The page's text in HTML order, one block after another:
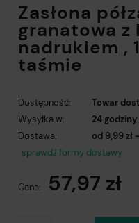
Zasłona
granatowa
nadrukiem ,
taśmie
Dostępność:
Towar
Wysyłka w:
24 godziny
Dostawa:
od 9,99 zł
Cena nie zawiera
sprawdź formy dostawy
Cena: 57,97 zł